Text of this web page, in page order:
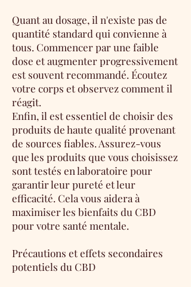
Quant au dosage, il n'existe pas de
quantité standard qui convienne à
tous. Commencer par une faible
dose et augmenter progressivement
est souvent recommandé. Écoutez
votre corps et observez comment il
réagit.
Enfin, il est essentiel de choisir des
produits de haute qualité provenant
de sources fiables. Assurez-vous
que les produits que vous choisissez
sont testés en laboratoire pour
garantir leur pureté et leur
efficacité. Cela vous aidera à
maximiser les bienfaits du CBD
pour votre santé mentale.
Précautions et effets secondaires
potentiels du CBD